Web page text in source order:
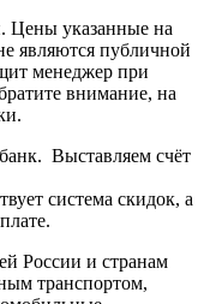
Цены указанные на
являются публичной
менеджер при
внимание, на
Выставляем счёт
система скидок, а
России и странам
транспортом,